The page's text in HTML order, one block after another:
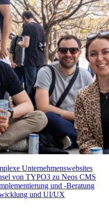
Unternehmenswebsites
von TYPO3 zu Neos CMS
und -Beratung
und UI/UX